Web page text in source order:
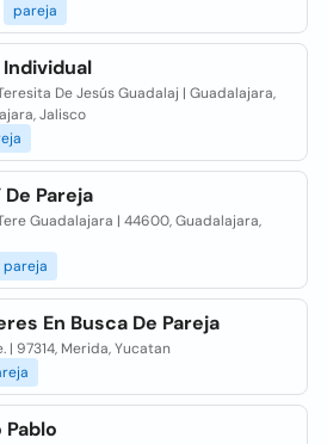
pareja
Individual
De Jesús Guadalaj | Guadalajara,
Jalisco
Pareja
Guadalajara | 44600, Guadalajara,
pareja
En Busca De Pareja
| 97314, Merida, Yucatan
Pablo